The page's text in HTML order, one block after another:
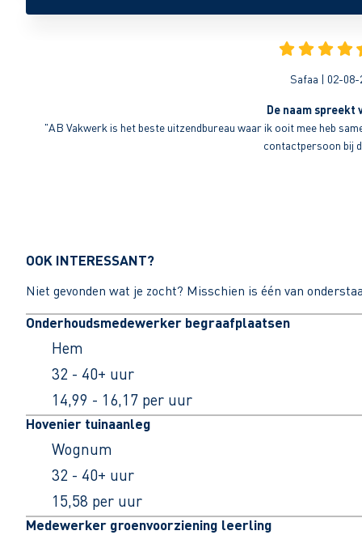
Safaa | 02-08-
De naam spreekt
"AB Vakwerk is het beste uitzendbureau waar ik ooit mee heb
contactpersoon bij
OOK INTERESSANT?
Niet gevonden wat je zocht? Misschien is één van
Onderhoudsmedewerker begraafplaatsen
Hem
32 - 40+ uur
14,99 - 16,17 per uur
Hovenier tuinaanleg
Wognum
32 - 40+ uur
15,58 per uur
Medewerker groenvoorziening leerling